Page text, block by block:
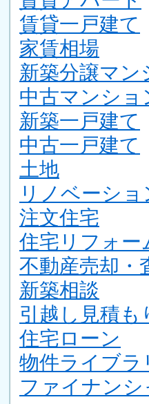
賃貸一戸建て
家賃相場
新築分譲マン
中古マンショ
新築一戸建て
中古一戸建て
土地
リノベーショ
注文住宅
住宅リフォー
不動産売却・
新築相談
引越し見積も
住宅ローン
物件ライブラ
ファイナン